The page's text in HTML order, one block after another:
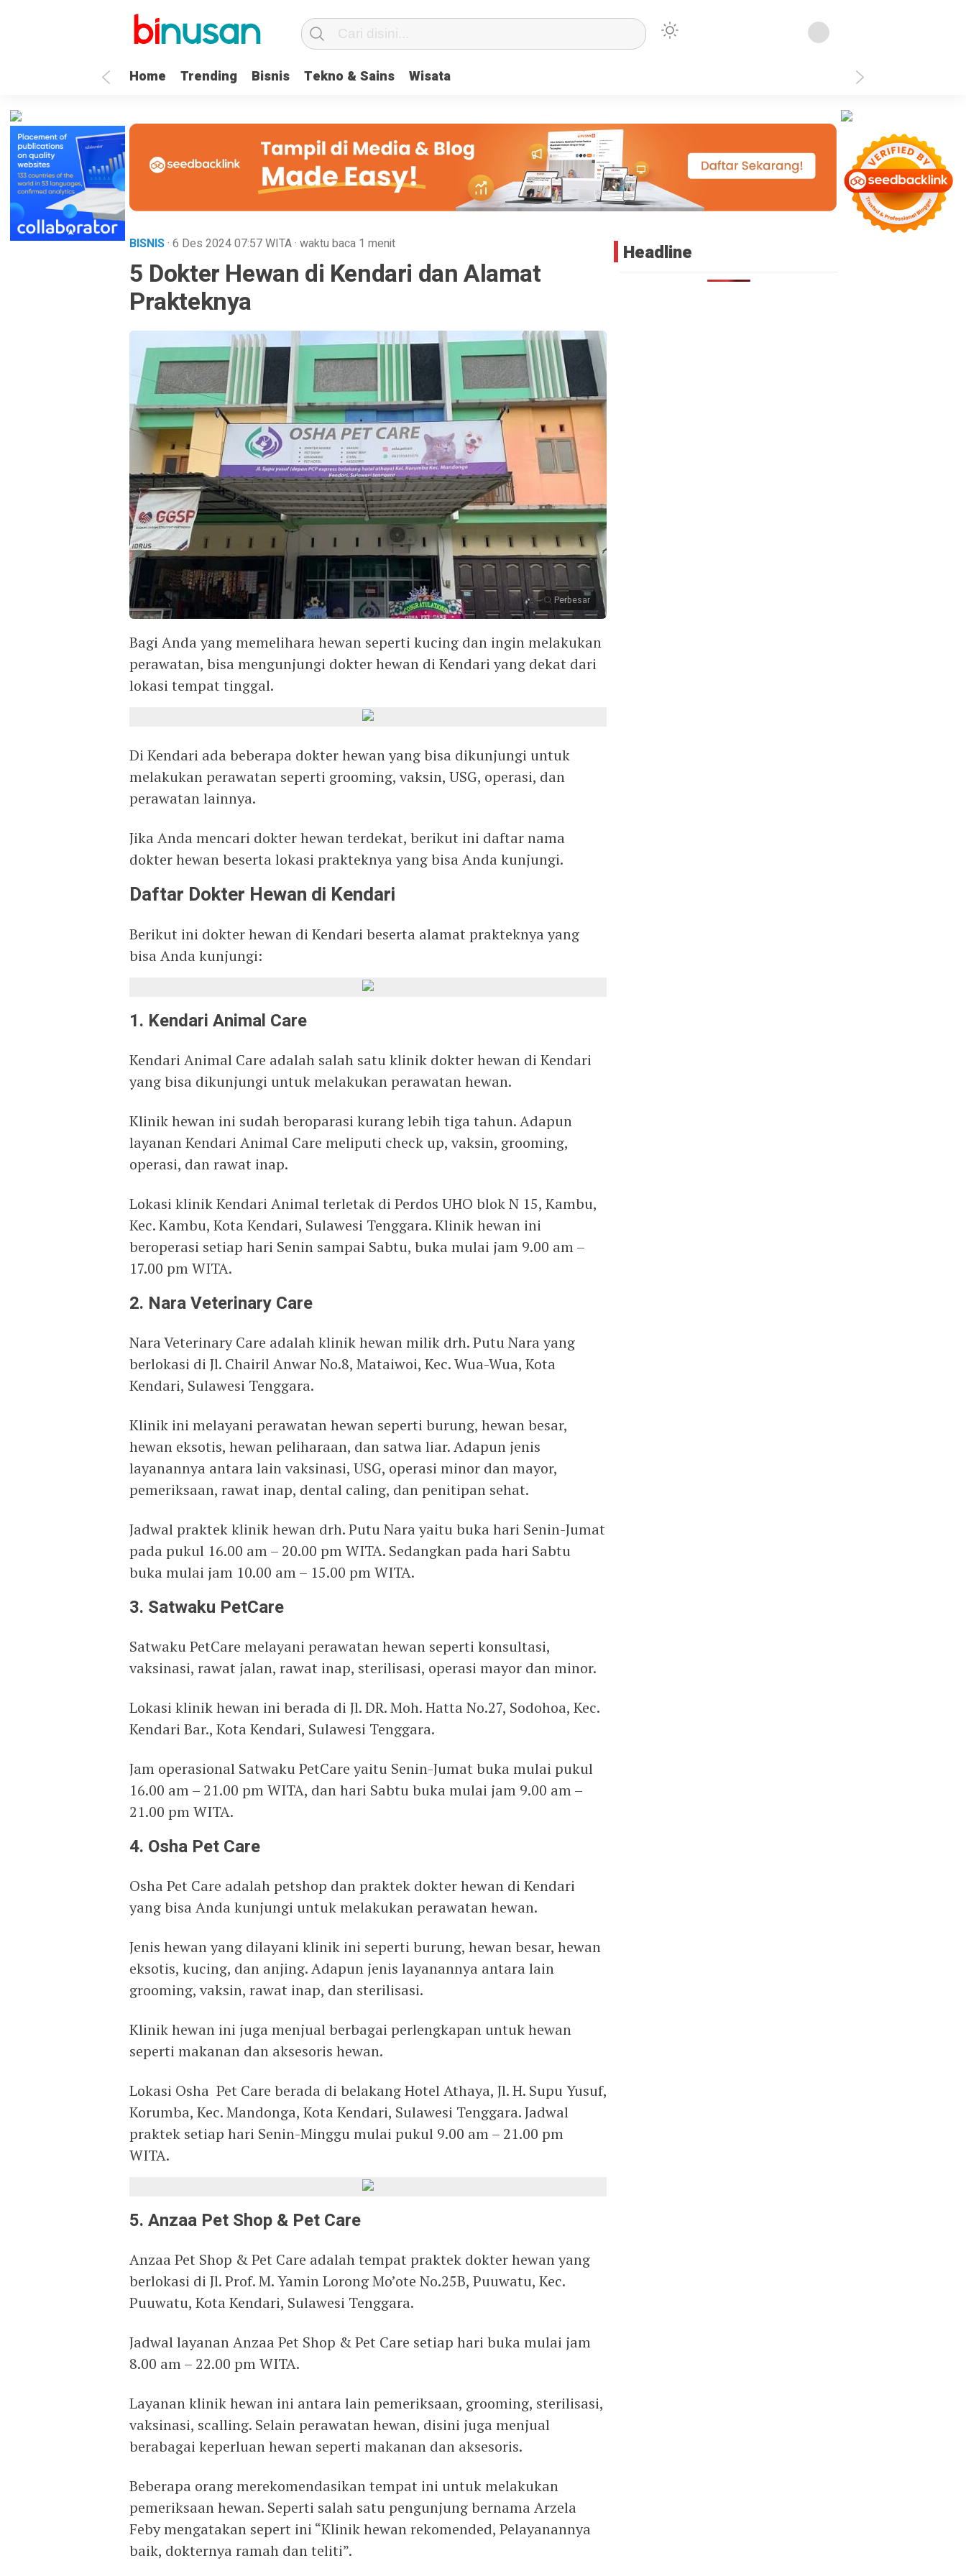
Home Trending Bisnis Tekno & Sains Wisata
BISNIS· 6 Des 202407:57WITA· waktu baca 1 menit
5 Dokter Hewan di Kendari dan Alamat
Prakteknya
Perbesar
Bagi Anda yang memelihara hewan seperti kucing dan ingin melakukan
perawatan, bisa mengunjungi dokter hewan di Kendari yang dekat dari
lokasi tempat tinggal.
Di Kendari ada beberapa dokter hewan yang bisa dikunjungi untuk
melakukan perawatan seperti grooming, vaksin, USG, operasi, dan
perawatan lainnya.
Jika Anda mencari dokter hewan terdekat, berikut ini daftar nama
dokter hewan beserta lokasi prakteknya yang bisa Anda kunjungi.
Daftar Dokter Hewan di Kendari
Berikut ini dokter hewan di Kendari beserta alamat prakteknya yang
bisa Anda kunjungi:
1. Kendari Animal Care
Kendari Animal Care adalah salah satu klinik dokter hewan di Kendari
yang bisa dikunjungi untuk melakukan perawatan hewan.
Klinik hewan ini sudah beroparasi kurang lebih tiga tahun. Adapun
layanan Kendari Animal Care meliputi check up, vaksin, grooming,
operasi, dan rawat inap.
Lokasi klinik Kendari Animal terletak di Perdos UHO blok N 15, Kambu,
Kec. Kambu, Kota Kendari, Sulawesi Tenggara. Klinik hewan ini
beroperasi setiap hari Senin sampai Sabtu, buka mulai jam 9.00 am –
17.00 pm WITA.
2. Nara Veterinary Care
Nara Veterinary Care adalah klinik hewan milik drh. Putu Nara yang
berlokasi di Jl. Chairil Anwar No.8, Mataiwoi, Kec. Wua-Wua, Kota
Kendari, Sulawesi Tenggara.
Klinik ini melayani perawatan hewan seperti burung, hewan besar,
hewan eksotis, hewan peliharaan, dan satwa liar. Adapun jenis
layanannya antara lain vaksinasi, USG, operasi minor dan mayor,
pemeriksaan, rawat inap, dental caling, dan penitipan sehat.
Jadwal praktek klinik hewan drh. Putu Nara yaitu buka hari Senin-Jumat
pada pukul 16.00 am – 20.00 pm WITA. Sedangkan pada hari Sabtu
buka mulai jam 10.00 am – 15.00 pm WITA.
3. Satwaku PetCare
Satwaku PetCare melayani perawatan hewan seperti konsultasi,
vaksinasi, rawat jalan, rawat inap, sterilisasi, operasi mayor dan minor.
Lokasi klinik hewan ini berada di Jl. DR. Moh. Hatta No.27, Sodohoa, Kec.
Kendari Bar., Kota Kendari, Sulawesi Tenggara.
Jam operasional Satwaku PetCare yaitu Senin-Jumat buka mulai pukul
16.00 am – 21.00 pm WITA, dan hari Sabtu buka mulai jam 9.00 am –
21.00 pm WITA.
4. Osha Pet Care
Osha Pet Care adalah petshop dan praktek dokter hewan di Kendari
yang bisa Anda kunjungi untuk melakukan perawatan hewan.
Jenis hewan yang dilayani klinik ini seperti burung, hewan besar, hewan
eksotis, kucing, dan anjing. Adapun jenis layanannya antara lain
grooming, vaksin, rawat inap, dan sterilisasi.
Klinik hewan ini juga menjual berbagai perlengkapan untuk hewan
seperti makanan dan aksesoris hewan.
Lokasi Osha Pet Care berada di belakang Hotel Athaya, Jl. H. Supu Yusuf,
Korumba, Kec. Mandonga, Kota Kendari, Sulawesi Tenggara. Jadwal
praktek setiap hari Senin-Minggu mulai pukul 9.00 am – 21.00 pm
WITA.
5. Anzaa Pet Shop & Pet Care
Anzaa Pet Shop & Pet Care adalah tempat praktek dokter hewan yang
berlokasi di Jl. Prof. M. Yamin Lorong Mo’ote No.25B, Puuwatu, Kec.
Puuwatu, Kota Kendari, Sulawesi Tenggara.
Jadwal layanan Anzaa Pet Shop & Pet Care setiap hari buka mulai jam
8.00 am – 22.00 pm WITA.
Layanan klinik hewan ini antara lain pemeriksaan, grooming, sterilisasi,
vaksinasi, scalling. Selain perawatan hewan, disini juga menjual
berabagai keperluan hewan seperti makanan dan aksesoris.
Beberapa orang merekomendasikan tempat ini untuk melakukan
pemeriksaan hewan. Seperti salah satu pengunjung bernama Arzela
Feby mengatakan sepert ini “Klinik hewan rekomended, Pelayanannya
baik, dokternya ramah dan teliti”.
Headline